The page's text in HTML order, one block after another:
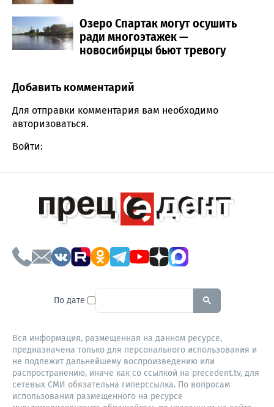
Озеро Спартак могут осушить
ради многоэтажек —
новосибирцы бьют тревогу
Comment section
Добавить комментарий
Для отправки комментария вам необходимо
авторизоваться.
Войти:
По дате To search this site, enter a
Вся информация, размещенная на данном ресурсе,
предназначена только для персонального использования и
не подлежит дальнейшему воспроизведению или
распространению, иначе как со ссылкой на precedent.tv, для
сетевых СМИ обязательна гиперссылка. По вопросам
использования размещенного на ресурсе